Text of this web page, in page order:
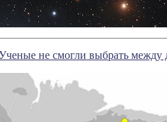
не смогли выбрать между